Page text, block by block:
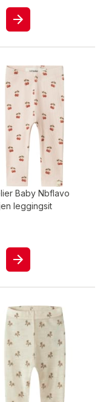
Baby Nbflavo
leggingsit